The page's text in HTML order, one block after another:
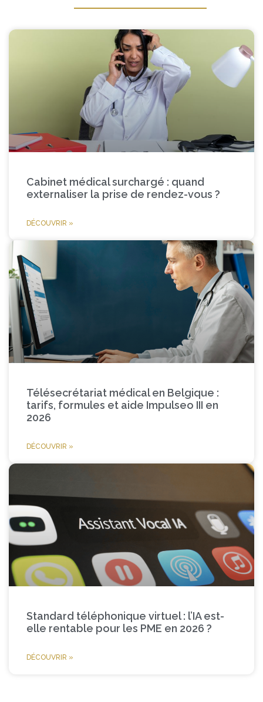
Cabinet médical surchargé : quand
externaliser la prise de rendez-vous ?
DÉCOUVRIR »
Télésecrétariat médical en Belgique :
tarifs, formules et aide Impulseo III en
2026
DÉCOUVRIR »
Standard téléphonique virtuel : l’IA est-
elle rentable pour les PME en 2026 ?
DÉCOUVRIR »